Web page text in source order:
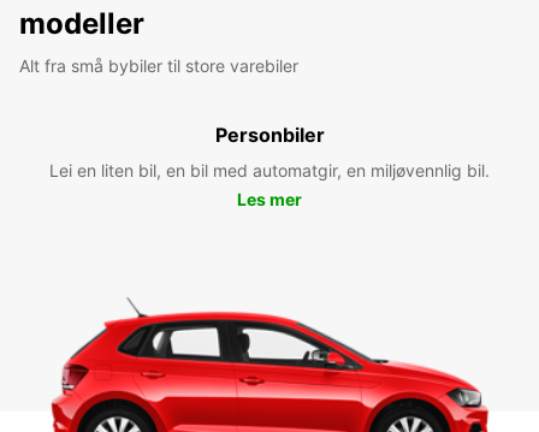
modeller
Alt fra små bybiler til store varebiler
Personbiler
Lei en liten bil, en bil med automatgir, en miljøvennlig bil.
Les mer